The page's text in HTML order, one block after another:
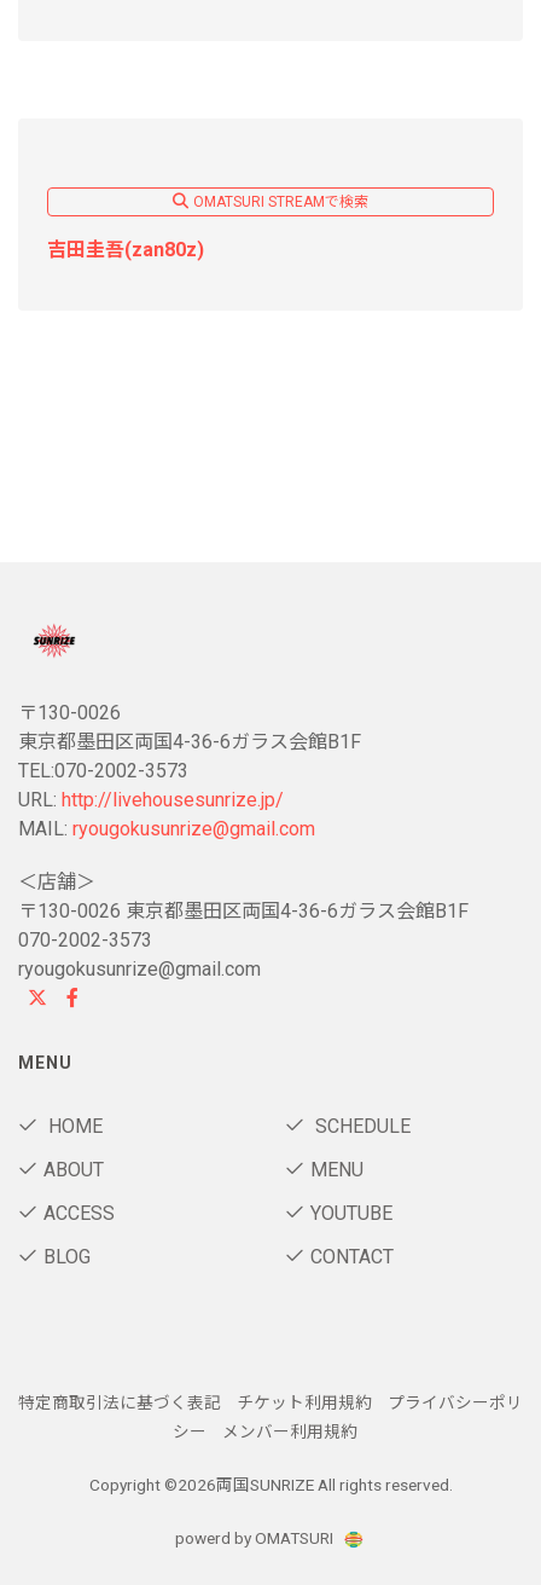
OMATSURI STREAMで検索
吉田圭吾(zan80z)
〒130-0026
東京都墨田区両国4-36-6ガラス会館B1F
TEL:070-2002-3573
URL: http://livehousesunrize.jp/
MAIL: ryougokusunrize@gmail.com
＜店舗＞
〒130-0026 東京都墨田区両国4-36-6ガラス会館B1F
070-2002-3573
ryougokusunrize@gmail.com
MENU
HOME
SCHEDULE
ABOUT
MENU
ACCESS
YOUTUBE
BLOG
CONTACT
特定商取引法に基づく表記 チケット利用規約
プライバシーポリ
シー
メンバー利用規約
Copyright ©2026両国SUNRIZE All rights reserved.
powerd by OMATSURI